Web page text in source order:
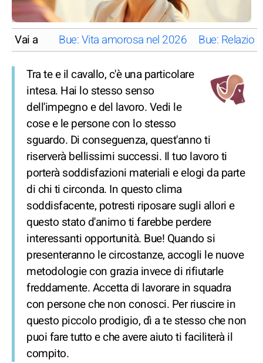
Vai a Bue: Vita amorosa nel 2026 Bue:
Tra te e il cavallo, c'è una particolare
intesa. Hai lo stesso senso
dell'impegno e del lavoro. Vedi le
cose e le persone con lo stesso
sguardo. Di conseguenza, quest'anno ti
riserverà bellissimi successi. Il tuo lavoro ti
porterà soddisfazioni materiali e elogi da parte
di chi ti circonda. In questo clima
soddisfacente, potresti riposare sugli allori e
questo stato d'animo ti farebbe perdere
interessanti opportunità. Bue! Quando si
presenteranno le circostanze, accogli le nuove
metodologie con grazia invece di rifiutarle
freddamente. Accetta di lavorare in squadra
con persone che non conosci. Per riuscire in
questo piccolo prodigio, dì a te stesso che non
puoi fare tutto e che avere aiuto ti faciliterà il
compito.